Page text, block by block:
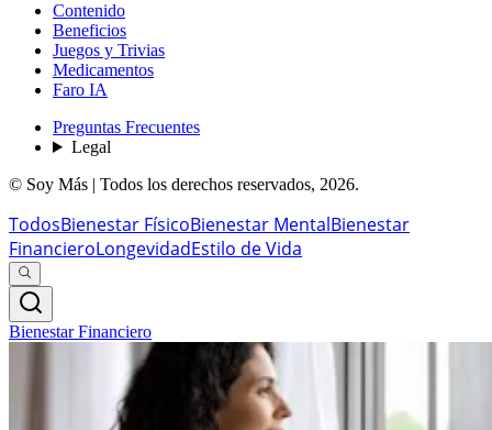
Contenido
Beneficios
Juegos y Trivias
Medicamentos
Faro IA
Preguntas Frecuentes
Legal
© Soy Más | Todos los derechos reservados, 2026.
TodosBienestar FísicoBienestar MentalBienestar
FinancieroLongevidadEstilo de Vida
Bienestar Financiero